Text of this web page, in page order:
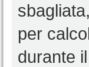
per
durante